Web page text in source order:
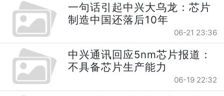
一句话引起中兴大乌龙：芯片
制造中国还落后10年
06-21 23:36
中兴通讯回应5nm芯片报道：
不具备芯片生产能力
06-19 22:32